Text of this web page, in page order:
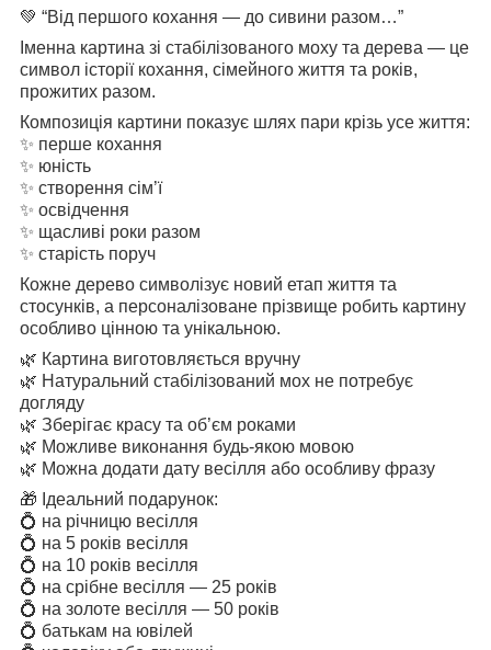
💚 “Від першого кохання — до сивини разом…”
Іменна картина зі стабілізованого моху та дерева — це
символ історії кохання, сімейного життя та років,
прожитих разом.
Композиція картини показує шлях пари крізь усе життя:
✨ перше кохання
✨ юність
✨ створення сім’ї
✨ освідчення
✨ щасливі роки разом
✨ старість поруч
Кожне дерево символізує новий етап життя та
стосунків, а персоналізоване прізвище робить картину
особливо цінною та унікальною.
🌿 Картина виготовляється вручну
🌿 Натуральний стабілізований мох не потребує
догляду
🌿 Зберігає красу та об’єм роками
🌿 Можливе виконання будь-якою мовою
🌿 Можна додати дату весілля або особливу фразу
🎁 Ідеальний подарунок:
💍 на річницю весілля
💍 на 5 років весілля
💍 на 10 років весілля
💍 на срібне весілля — 25 років
💍 на золоте весілля — 50 років
💍 батькам на ювілей